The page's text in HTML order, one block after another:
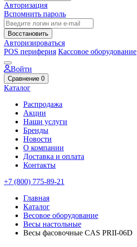
Авторизация
Вспомнить пароль
Восстановить
Авторизироваться
POS периферия Кассовое оборудование
Войти
Сравнение 0
Каталог
Распродажа
Акции
Наши услуги
Бренды
Новости
О компании
Доставка и оплата
Контакты
+7 (800) 775-89-21
Главная
Каталог
Весовое оборудование
Весы настольные
Весы фасовочные CAS PRII-06D